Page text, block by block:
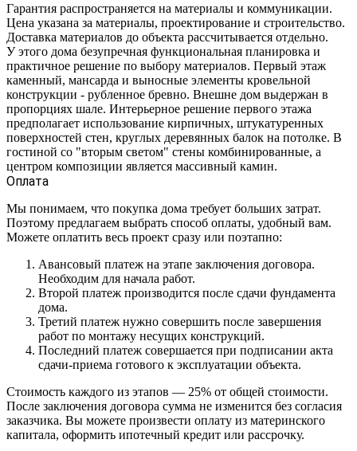
Гарантия распространяется на материалы и коммуникации.
Цена указана за материалы, проектирование и строительство.
Доставка материалов до объекта рассчитывается отдельно.
У этого дома безупречная функциональная планировка и
практичное решение по выбору материалов. Первый этаж
каменный, мансарда и выносные элементы кровельной
конструкции - рубленное бревно. Внешне дом выдержан в
пропорциях шале. Интерьерное решение первого этажа
предполагает использование кирпичных, штукатуренных
поверхностей стен, круглых деревянных балок на потолке. В
гостиной со "вторым светом" стены комбинированные, а
центром композиции является массивный камин.
Оплата
Мы понимаем, что покупка дома требует больших затрат.
Поэтому предлагаем выбрать способ оплаты, удобный вам.
Можете оплатить весь проект сразу или поэтапно:
Авансовый платеж на этапе заключения договора.
Необходим для начала работ.
Второй платеж производится после сдачи фундамента
дома.
Третий платеж нужно совершить после завершения
работ по монтажу несущих конструкций.
Последний платеж совершается при подписании акта
сдачи-приема готового к эксплуатации объекта.
Стоимость каждого из этапов — 25% от общей стоимости.
После заключения договора сумма не изменится без согласия
заказчика. Вы можете произвести оплату из материнского
капитала, оформить ипотечный кредит или рассрочку.